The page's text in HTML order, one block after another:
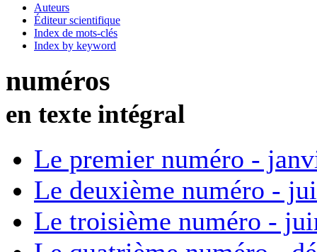
Auteurs
Éditeur scientifique
Index de mots-clés
Index by keyword
numéros
en texte intégral
Le premier numéro -
Le deuxième numéro -
Le troisième numéro -